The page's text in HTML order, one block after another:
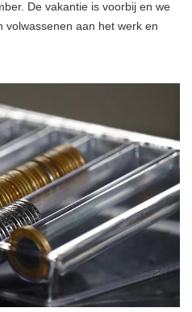
De vakantie is voorbij en we
volwassenen aan het werk en